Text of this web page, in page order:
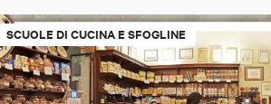
SCUOLE DI CUCINA E SFOGLINE